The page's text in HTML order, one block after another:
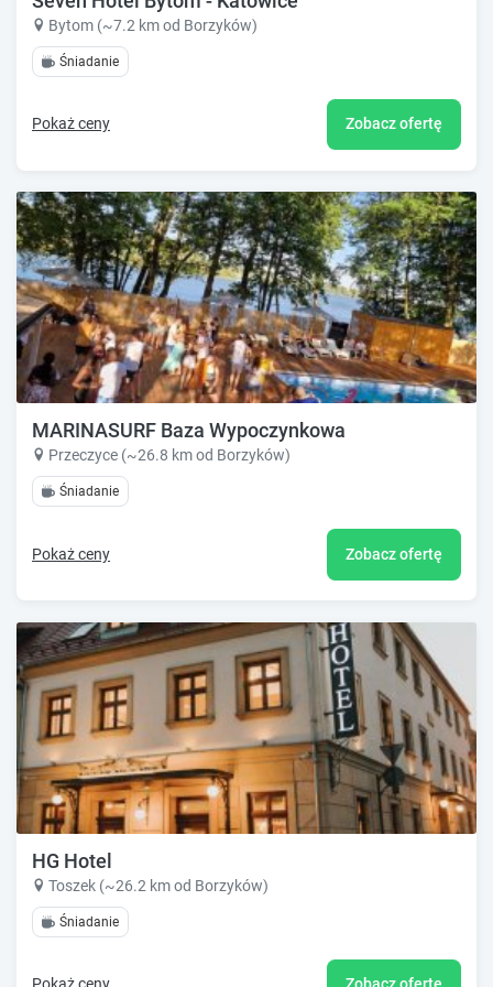
Bytom (~7.2 km od Borzyków)
Śniadanie
Pokaż ceny Zobacz ofertę
MARINASURF Baza Wypoczynkowa
Przeczyce (~26.8 km od Borzyków)
Śniadanie
Pokaż ceny Zobacz ofertę
HG Hotel
Toszek (~26.2 km od Borzyków)
Śniadanie